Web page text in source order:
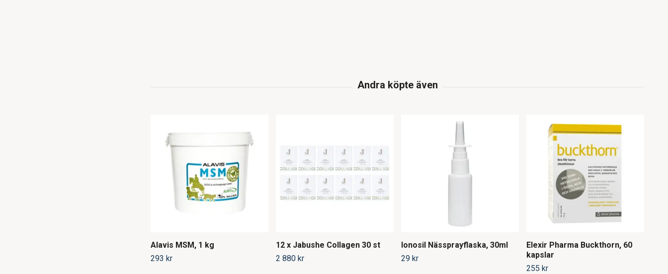
Alavis MSM, 1 kg
293 kr
12 x Jabushe Collagen 30 st
2 880 kr
Ionosil Nässprayflaska, 30ml
29 kr
Elexir Pharma Buckthorn, 60
kapslar
255 kr